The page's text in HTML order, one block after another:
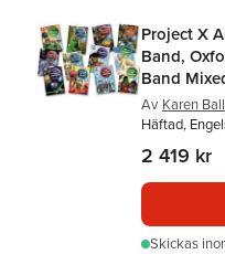
Project X
Band,
Band
Av Karen Ball
Häftad,
2 419 kr
Skickas